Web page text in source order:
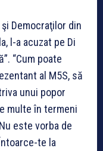
Democraţilor din
l-a acuzat pe Di
“Cum poate
al M5S, să
unui popor
multe în termeni
este vorba de
te la